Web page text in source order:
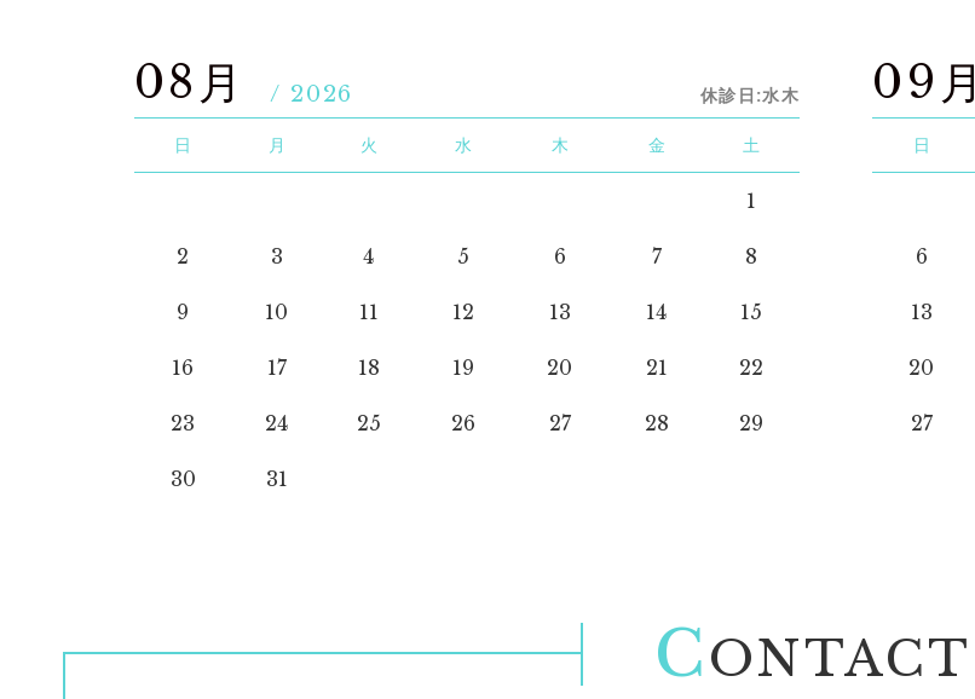
08月 / 2026 休診日:水木
日 月 火 水 木 金 土
1
2 3 4 5 6 7 8
9 10 11 12 13 14 15
16 17 18 19 20 21 22
23 24 25 26 27 28 29
30 31
09月
日
6
13
20
27
CONTACT